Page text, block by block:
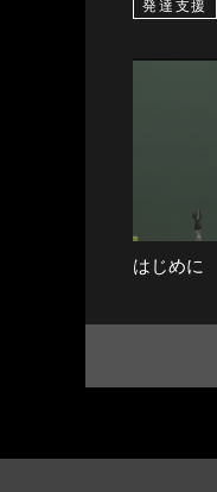
発達支援
はじめに